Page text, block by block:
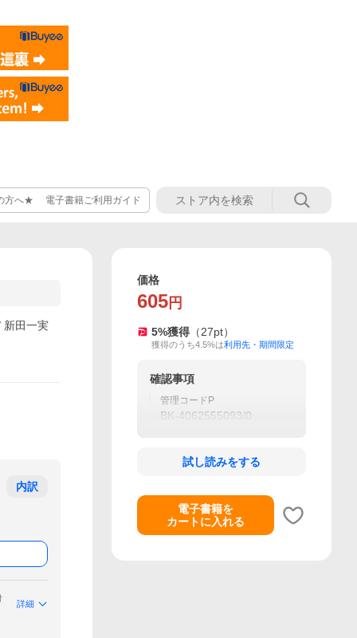
方へ★ 電子書籍ご利用ガイド
新田一実
内訳
詳細
価格
605 円
5%獲得 （27pt）
獲得のうち4.5%は利用先・期間限定
確認事項
管理コードP
BK-4062555093/0
試し読みをする
電子書籍を
カートに入れる